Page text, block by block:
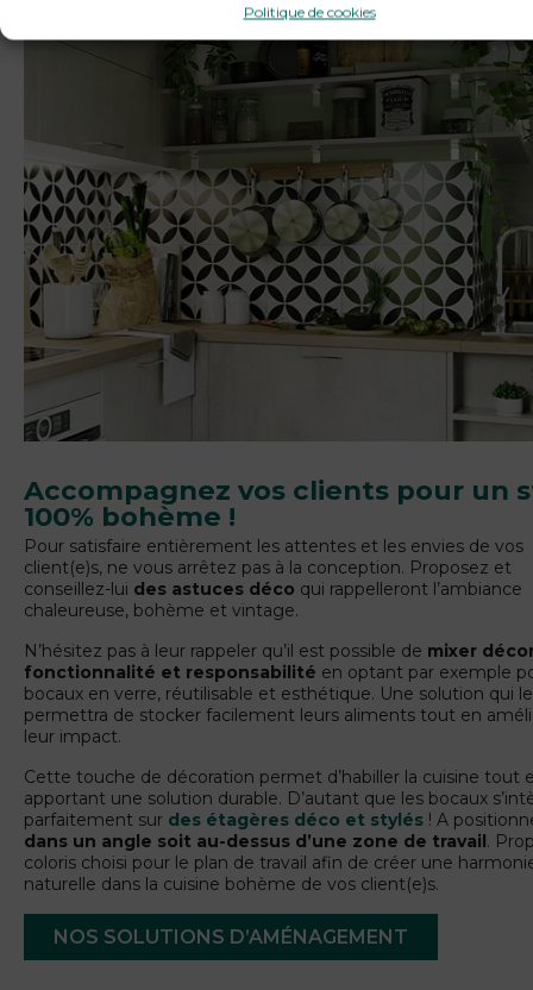
Politique de cookies
Accompagnez vos clients pour un
100% bohème !
Pour satisfaire entièrement les attentes et les envies de vos
client(e)s, ne vous arrêtez pas à la conception. Proposez et
conseillez-lui des astuces déco qui rappelleront l’ambiance
chaleureuse, bohème et vintage.
N’hésitez pas à leur rappeler qu’il est possible de mixer
fonctionnalité et responsabilité en optant par exemple
bocaux en verre, réutilisable et esthétique. Une solution qui
permettra de stocker facilement leurs aliments tout en
leur impact.
Cette touche de décoration permet d’habiller la cuisine tout
apportant une solution durable. D’autant que les bocaux
parfaitement sur des étagères déco et stylés ! A
dans un angle soit au-dessus d’une zone de travail .
coloris choisi pour le plan de travail afin de créer une
naturelle dans la cuisine bohème de vos client(e)s.
NOS SOLUTIONS D’AMÉNAGEMENT